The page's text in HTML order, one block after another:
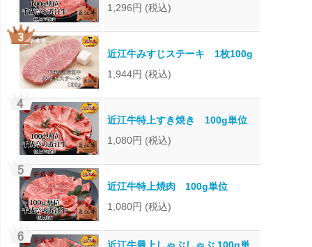
1,296円 (税込)
近江牛みすじステーキ 1枚100g
1,944円 (税込)
近江牛特上すき焼き 100g単位
1,080円 (税込)
近江牛特上焼肉 100g単位
1,080円 (税込)